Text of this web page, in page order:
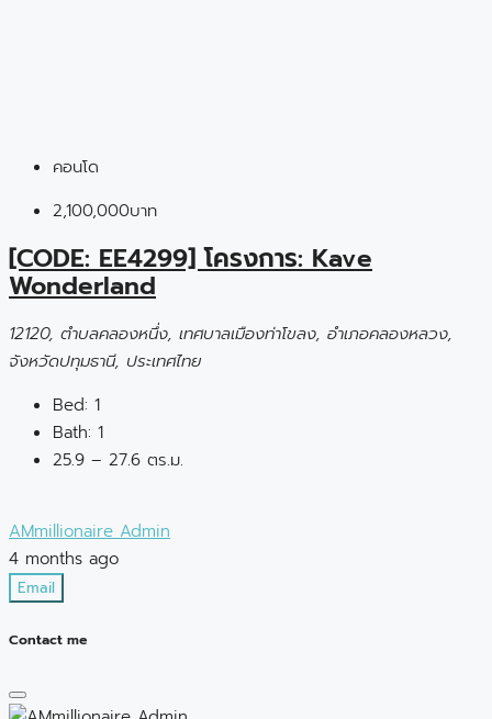
คอนโด
2,100,000บาท
[CODE: EE4299] โครงการ: Kave
Wonderland
12120, ตำบลคลองหนึ่ง, เทศบาลเมืองท่าโขลง, อำเภอคลองหลวง,
จังหวัดปทุมธานี, ประเทศไทย
Bed: 1
Bath: 1
25.9 – 27.6 ตร.ม.
AMmillionaire Admin
4 months ago
Email
Contact me